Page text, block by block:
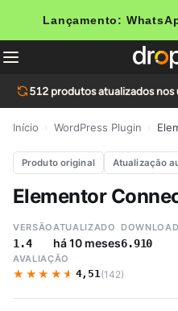
Lançamento:
512 produtos atualizados nos
Início WordPress Plugin
Produto original Atualização
Elementor
VERSÃO
1.4
ATUALIZADO
há 10 meses6.910
AVALIAÇÃO
★★★★★
★★★★★ 4,51(142)